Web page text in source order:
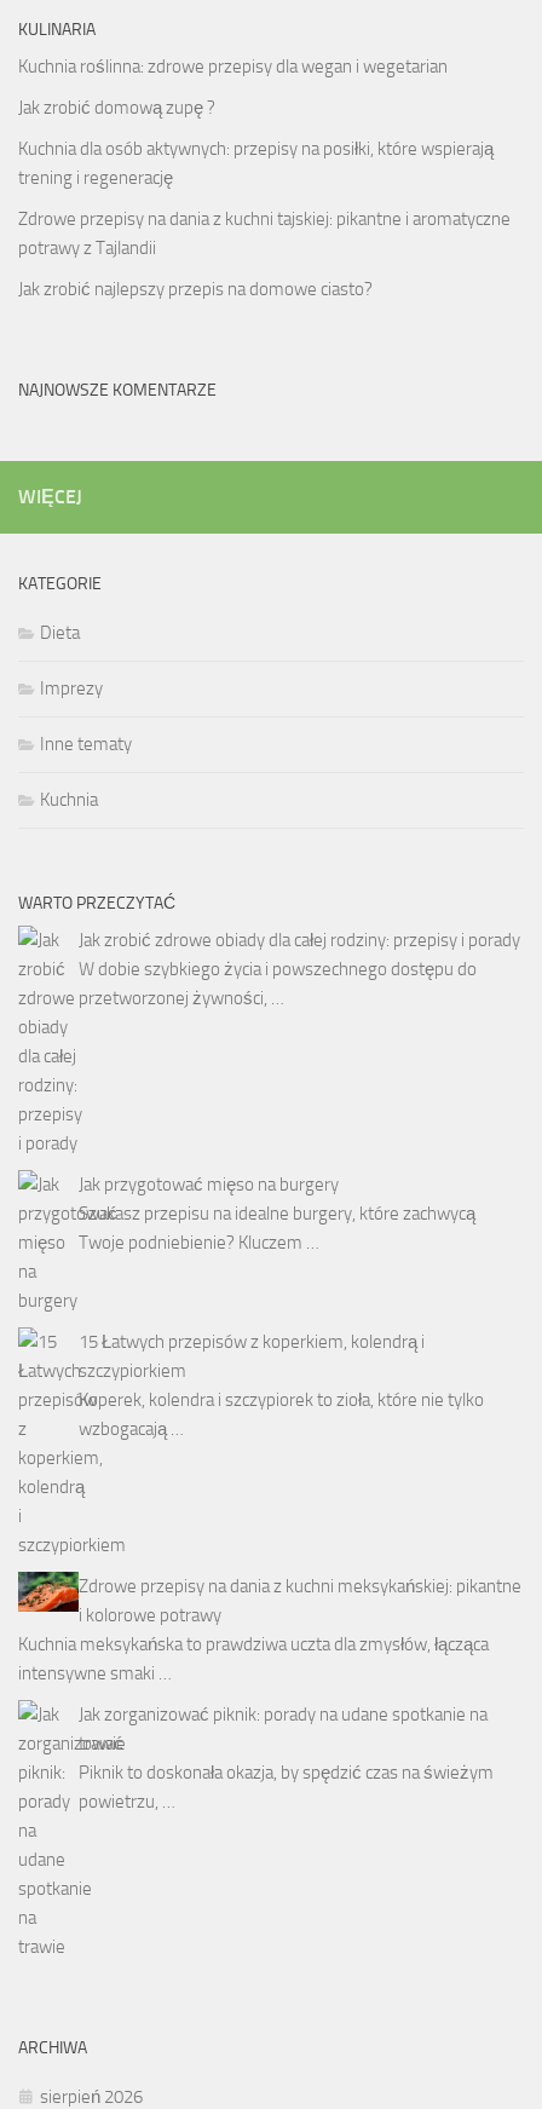
KULINARIA
Kuchnia roślinna: zdrowe przepisy dla wegan i wegetarian
Jak zrobić domową zupę ?
Kuchnia dla osób aktywnych: przepisy na posiłki, które wspierają
trening i regenerację
Zdrowe przepisy na dania z kuchni tajskiej: pikantne i aromatyczne
potrawy z Tajlandii
Jak zrobić najlepszy przepis na domowe ciasto?
NAJNOWSZE KOMENTARZE
WIĘCEJ
KATEGORIE
Dieta
Imprezy
Inne tematy
Kuchnia
WARTO PRZECZYTAĆ
Jak zrobić zdrowe obiady dla całej rodziny: przepisy i porady
W dobie szybkiego życia i powszechnego dostępu do
przetworzonej żywności, …
Jak przygotować mięso na burgery
Szukasz przepisu na idealne burgery, które zachwycą
Twoje podniebienie? Kluczem …
15 Łatwych przepisów z koperkiem, kolendrą i
szczypiorkiem
Koperek, kolendra i szczypiorek to zioła, które nie tylko
wzbogacają …
Zdrowe przepisy na dania z kuchni meksykańskiej: pikantne
i kolorowe potrawy
Kuchnia meksykańska to prawdziwa uczta dla zmysłów, łącząca
intensywne smaki …
Jak zorganizować piknik: porady na udane spotkanie na
trawie
Piknik to doskonała okazja, by spędzić czas na świeżym
powietrzu, …
ARCHIWA
sierpień 2026